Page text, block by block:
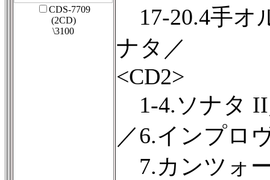
CDS-7709
(2CD)
\3100
17-20.4手オ
ナタ／
<CD2>
1-4.ソナタ II
／6.インプロ
7.カンツォ